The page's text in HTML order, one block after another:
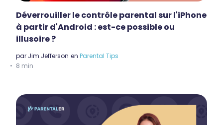
Déverrouiller le contrôle parental sur l'iPhone
à partir d'Android : est-ce possible ou
illusoire ?
par Jim Jefferson en Parental Tips
8 min